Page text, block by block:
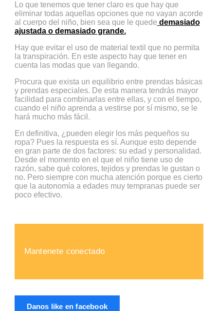
Lo que tenemos que tener claro es que hay que
eliminar todas aquellas opciones que no vayan acorde
al cuerpo del niño, bien sea que le quede demasiado
ajustada o demasiado grande.
Hay que evitar el uso de material textil que no permita
la transpiración. En este aspecto hay que tener en
cuenta las modas que van llegando.
Procura que exista un equilibrio entre prendas básicas
y prendas especiales. De esta manera tendrás mayor
facilidad para combinarlas entre ellas, y con el tiempo,
cuando el niño aprenda a vestirse por sí mismo, se le
hará mucho más fácil.
En definitiva, ¿pueden elegir los más pequeños su
ropa? Pues la respuesta es sí. Aunque esto depende
en gran parte de dos factores: su edad y personalidad.
Desde el momento en el que el niño tiene uso de
razón, sabe qué colores, tejidos y prendas le gustan o
no. Pero siempre con mucha atención porque es cierto
que la autonomía a edades muy tempranas puede ser
poco efectivo.
Mantenete conectado
Danos like en facebook